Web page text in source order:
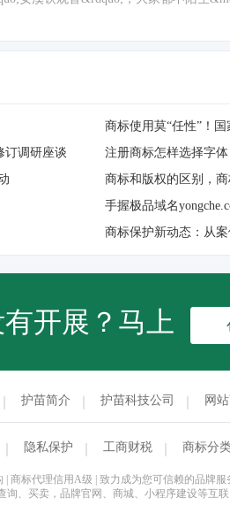
商标使用莫“任性”！
订调研座谈
注册商标怎样选择字
商标和版权的区别，
手握极品域名
商标保护新动态：从
开展？马上
护苗简介 护苗科技公司 网
隐私保护 工商财税 商标分
| 商标代理信用A级 | 致力成为您可信赖的品
、买卖，品牌官网、商城、小程序建设等互